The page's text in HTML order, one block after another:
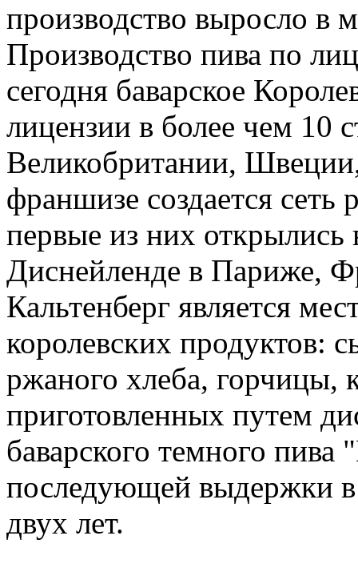
производство выросло в
Производство пива по
сегодня баварское
лицензии в более чем 10
Великобритании,
франшизе создается
первые из них
Диснейленде в Париже,
Кальтенберг является
королевских продуктов:
ржаного хлеба, горчицы,
приготовленных путем
баварского темного
последующей выдержки в
двух лет.